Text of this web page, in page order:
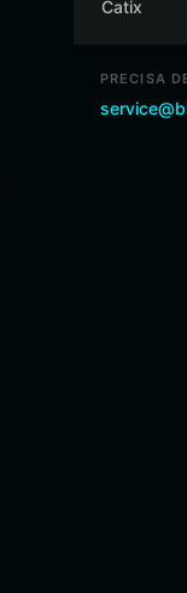
Catix
PRECISA